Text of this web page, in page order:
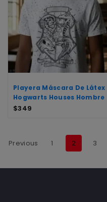
Playera Máscara De Látex
Hogwarts Houses Hombre
$349
Previous 1 2 3